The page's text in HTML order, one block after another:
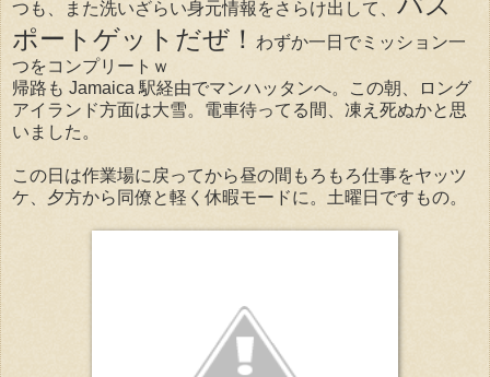
つも、また洗いざらい身元情報をさらけ出して、
ポートゲットだぜ！
わずか一日でミッション一
つをコンプリートｗ
帰路も Jamaica 駅経由でマンハッタンへ。この朝、ロング
アイランド方面は大雪。電車待ってる間、凍え死ぬかと思
いました。
この日は作業場に戻ってから昼の間もろもろ仕事をヤッツ
ケ、夕方から同僚と軽く休暇モードに。土曜日ですもの。